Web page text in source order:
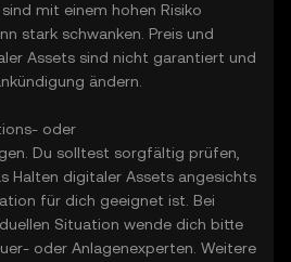
mit einem hohen Risiko
stark schwanken. Preis und
Assets sind nicht garantiert und
ändern.
oder
Du solltest sorgfältig prüfen,
Halten digitaler Assets angesichts
für dich geeignet ist. Bei
Situation wende dich bitte
oder Anlagenexperten. Weitere